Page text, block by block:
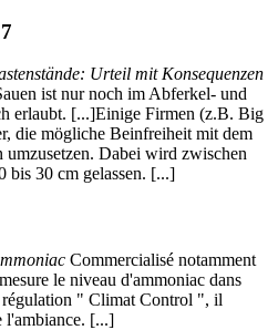
Urteil mit Konsequenzen
ist nur noch im Abferkel- und
erlaubt. [...]Einige Firmen (z.B. Big
die mögliche Beinfreiheit mit dem
umzusetzen. Dabei wird zwischen
bis 30 cm gelassen. [...]
Commercialisé notamment
le niveau d'ammoniac dans
régulation " Climat Control ", il
l'ambiance. [...]